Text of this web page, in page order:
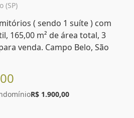
(SP)
( sendo 1 suíte ) com
165,00 m² de área total, 3
venda. Campo Belo, São
R$ 1.900,00